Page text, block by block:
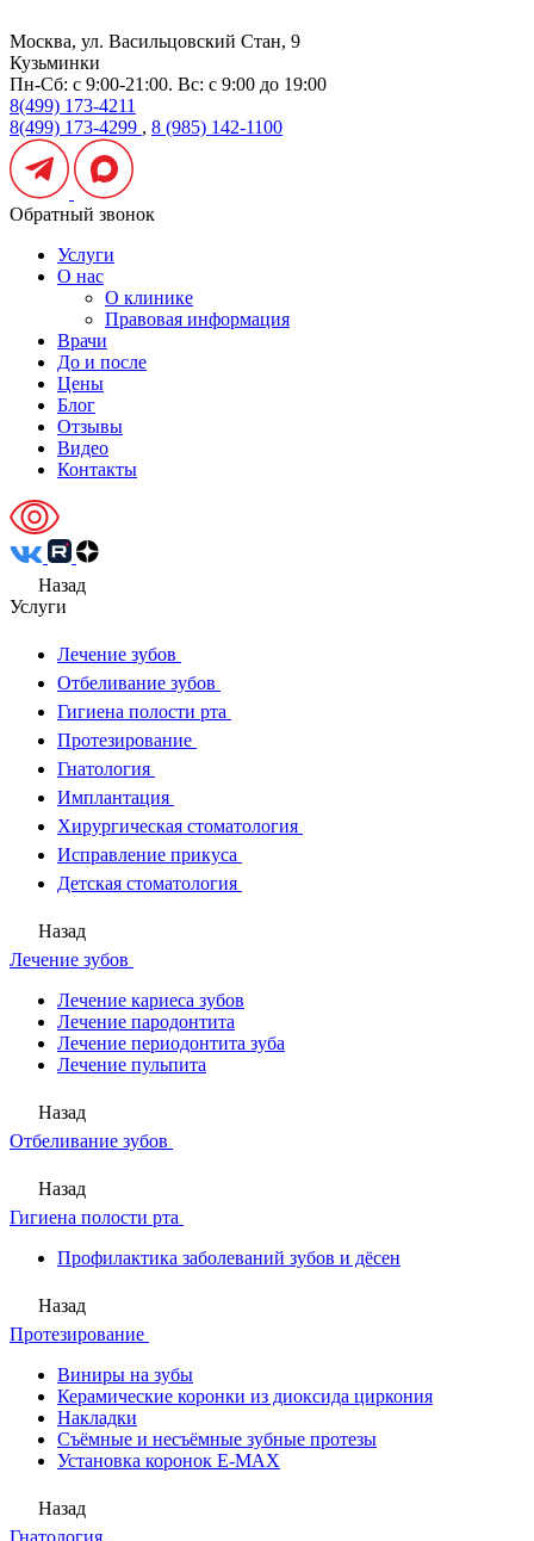
Москва, ул. Васильцовский Стан, 9
Кузьминки
Пн-Сб: с 9:00-21:00. Вс: с 9:00 до 19:00
8(499) 173-4211
8(499) 173-4299 , 8 (985) 142-1100
Обратный звонок
Услуги
О нас
О клинике
Правовая информация
Врачи
До и после
Цены
Блог
Отзывы
Видео
Контакты
Назад
Услуги
Лечение зубов
Отбеливание зубов
Гигиена полости рта
Протезирование
Гнатология
Имплантация
Хирургическая стоматология
Исправление прикуса
Детская стоматология
Назад
Лечение зубов
Лечение кариеса зубов
Лечение пародонтита
Лечение периодонтита зуба
Лечение пульпита
Назад
Отбеливание зубов
Назад
Гигиена полости рта
Профилактика заболеваний зубов и дёсен
Назад
Протезирование
Виниры на зубы
Керамические коронки из диоксида циркония
Накладки
Съёмные и несъёмные зубные протезы
Установка коронок E-MAX
Назад
Гнатология